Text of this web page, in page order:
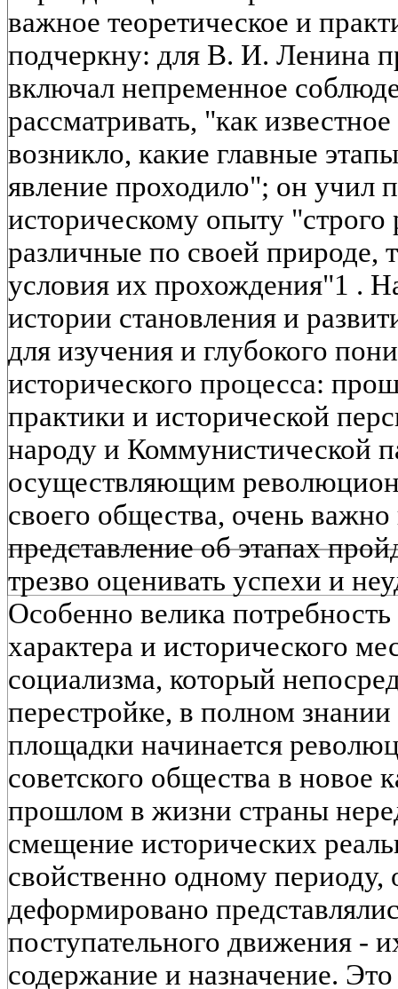
важное теоретическое и
подчеркну: для В. И. Ленина
включал непременное
рассматривать, "как
возникло, какие главные
явление проходило"; он учил
историческому опыту "строго
различные по своей природе,
условия их прохождения"1 .
истории становления и
для изучения и глубокого
исторического процесса:
практики и исторической
народу и Коммунистической
осуществляющим
своего общества, очень
представление об этапах
трезво оценивать успехи и
Особенно велика
характера и исторического
социализма, который
перестройке, в полном знании
площадки начинается
советского общества в новое
прошлом в жизни страны
смещение исторических
свойственно одному периоду,
деформировано
поступательного движения -
содержание и назначение.